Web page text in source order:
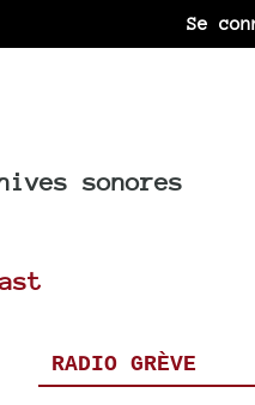
Se
sonores
RADIO GRÈVE